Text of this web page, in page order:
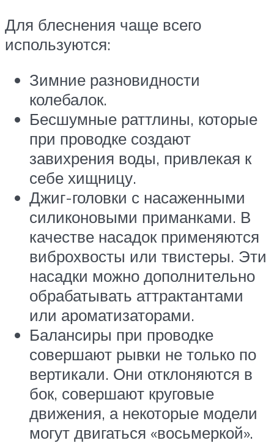
Для блеснения чаще всего
используются:
Зимние разновидности
колебалок.
Бесшумные раттлины, которые
при проводке создают
завихрения воды, привлекая к
себе хищницу.
Джиг-головки с насаженными
силиконовыми приманками. В
качестве насадок применяются
виброхвосты или твистеры. Эти
насадки можно дополнительно
обрабатывать аттрактантами
или ароматизаторами.
Балансиры при проводке
совершают рывки не только по
вертикали. Они отклоняются в
бок, совершают круговые
движения, а некоторые модели
могут двигаться «восьмеркой».